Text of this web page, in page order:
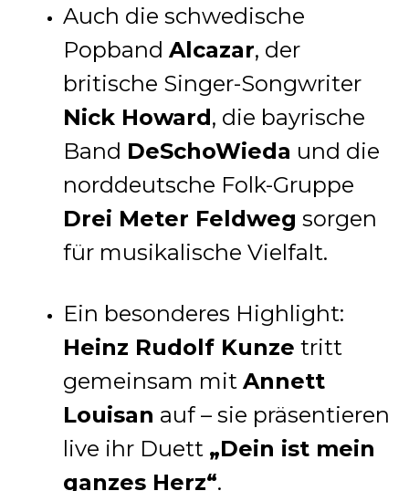
Auch die schwedische
Popband Alcazar, der
britische Singer-Songwriter
Nick Howard, die bayrische
Band DeSchoWieda und die
norddeutsche Folk-Gruppe
Drei Meter Feldweg sorgen
für musikalische Vielfalt.
Ein besonderes Highlight:
Heinz Rudolf Kunze tritt
gemeinsam mit Annett
Louisan auf – sie präsentieren
live ihr Duett „Dein ist mein
ganzes Herz“.